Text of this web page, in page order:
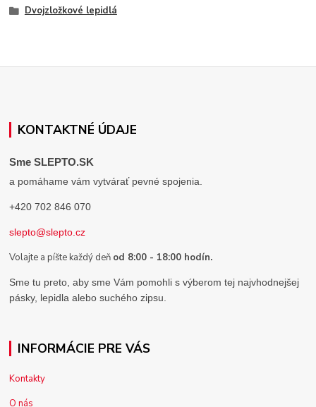
Dvojzložkové lepidlá
KONTAKTNÉ ÚDAJE
Sme SLEPTO.SK
a pomáhame vám vytvárať pevné spojenia.
+420 702 846 070
slepto@slepto.cz
Volajte a píšte každý deň od 8:00 - 18:00 hodín.
Sme tu preto, aby sme Vám pomohli s výberom tej najvhodnejšej
pásky, lepidla alebo suchého zipsu.
INFORMÁCIE PRE VÁS
Kontakty
O nás